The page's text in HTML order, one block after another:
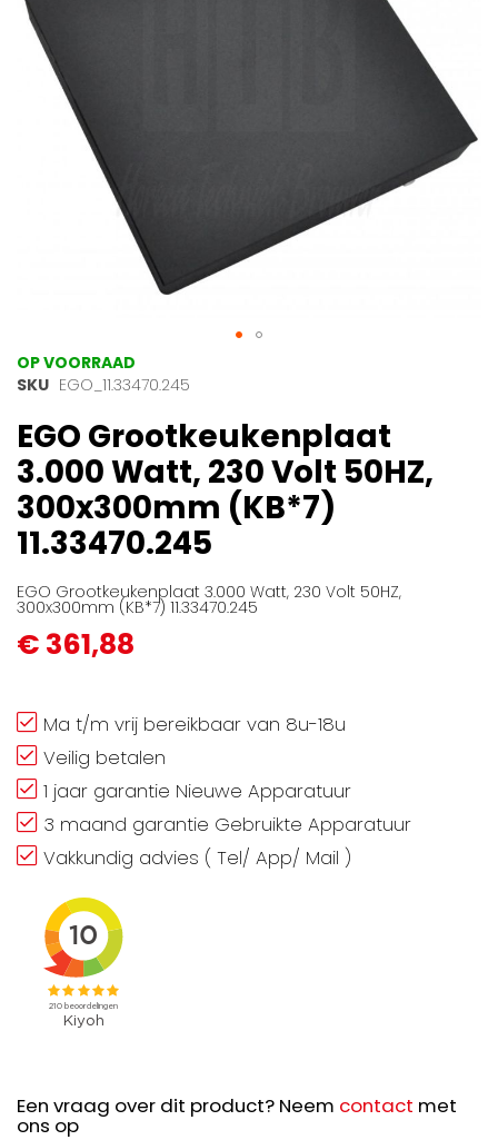
gallerij
Ga
naar
begin
van
de
afbeeldingen-
gallerij
OP VOORRAAD
SKU EGO_11.33470.245
EGO Grootkeukenplaat
3.000 Watt, 230 Volt 50HZ,
300x300mm (KB*7)
11.33470.245
EGO Grootkeukenplaat 3.000 Watt, 230 Volt 50HZ,
300x300mm (KB*7) 11.33470.245
€ 361,88
Ma t/m vrij bereikbaar van 8u-18u
Veilig betalen
1 jaar garantie Nieuwe Apparatuur
3 maand garantie Gebruikte Apparatuur
Vakkundig advies ( Tel/ App/ Mail )
Een vraag over dit product? Neem contact met
ons op